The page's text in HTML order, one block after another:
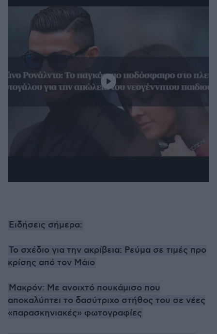
Ειδήσεις σήμερα:
Το σχέδιο για την ακρίβεια: Ρεύμα σε τιμές προ
κρίσης από τον Μάιο
Μακρόν: Με ανοιχτό πουκάμισο που
αποκαλύπτει το δασύτριχο στήθος του σε νέες
«παρασκηνιακές» φωτογραφίες